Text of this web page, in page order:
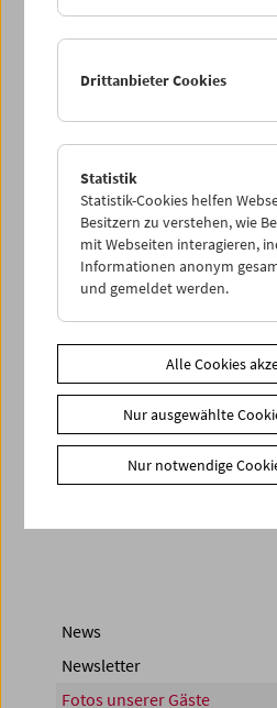
< zurück zur Übersicht
News
Newsletter
Fotos unserer Gäste
Drittanbieter Cookies
Statistik
Statistik-Cookies helfen
Besitzern zu verstehen, wie
mit Webseiten interagieren,
Informationen anonym
und gemeldet werden.
Alle Cookies
Nur ausgewählte
Nur notwendige